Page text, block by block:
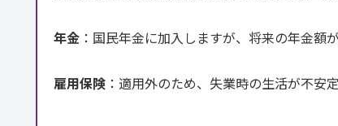
年金 ：国民年金に加入しますが、将来の年金額
雇用保険 ：適用外のため、失業時の生活が不安